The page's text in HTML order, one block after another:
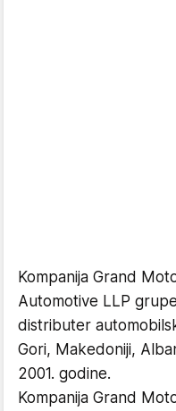
Kompanija Grand
Automotive LLP
distributer
Gori, Makedoniji,
2001. godine.
Kompanija Grand